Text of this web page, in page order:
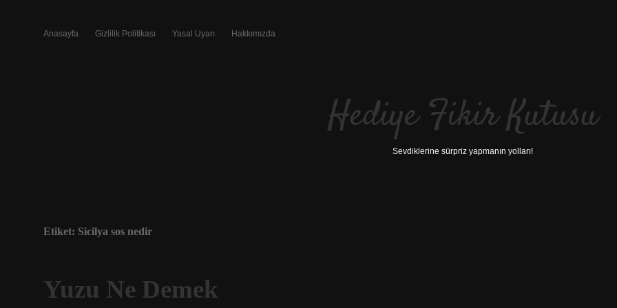
Anasayfa Gizlilik Politikası Yasal Uyarı Hakkımızda
Hediye Fikir Kutusu
Sevdiklerine sürpriz yapmanın yolları!
Etiket: Sicilya sos nedir
Yuzu Ne Demek